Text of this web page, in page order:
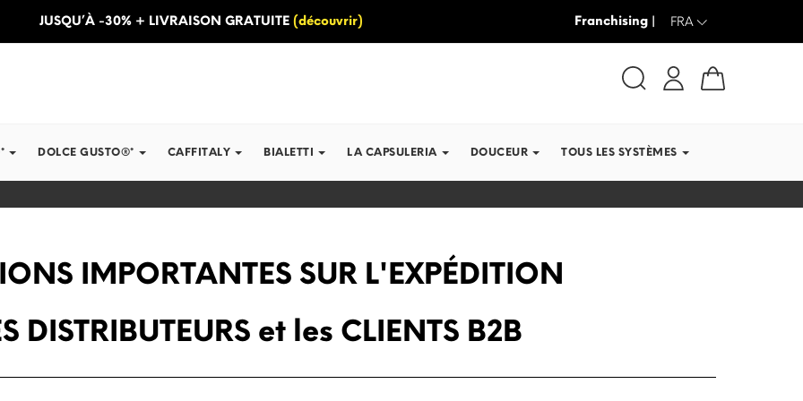
JUSQU’À -30% + LIVRAISON GRATUITE (découvrir) JUSQU’À -30% + LIVRAISON
Franchising | FRA
DOLCE GUSTO®* CAFFITALY BIALETTI LA CAPSULERIA DOUCEUR TOUS LES SYSTÈMES
IMPORTANTES SUR L'EXPÉDITION
DISTRIBUTEURS et les CLIENTS B2B